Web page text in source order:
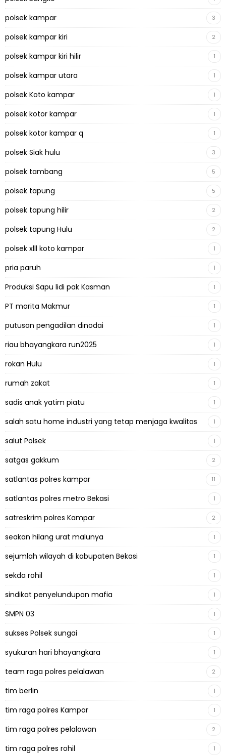
polsek kampar 3
polsek kampar kiri 2
polsek kampar kiri hilir 1
polsek kampar utara 1
polsek Koto kampar 1
polsek kotor kampar 1
polsek kotor kampar q 1
polsek Siak hulu 3
polsek tambang 5
polsek tapung 5
polsek tapung hilir 2
polsek tapung Hulu 2
polsek xlll koto kampar 1
pria paruh 1
Produksi Sapu lidi pak Kasman 1
PT marita Makmur 1
putusan pengadilan dinodai 1
riau bhayangkara run2025 1
rokan Hulu 1
rumah zakat 1
sadis anak yatim piatu 1
salah satu home industri yang tetap menjaga kwalitas 1
salut Polsek 1
satgas gakkum 2
satlantas polres kampar 11
satlantas polres metro Bekasi 1
satreskrim polres Kampar 2
seakan hilang urat malunya 1
sejumlah wilayah di kabupaten Bekasi 1
sekda rohil 1
sindikat penyelundupan mafia 1
SMPN 03 1
sukses Polsek sungai 1
syukuran hari bhayangkara 1
team raga polres pelalawan 2
tim berlin 1
tim raga polres Kampar 1
tim raga polres pelalawan 2
tim raga polres rohil 1